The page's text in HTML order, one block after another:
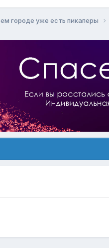
городе уже есть пикаперы